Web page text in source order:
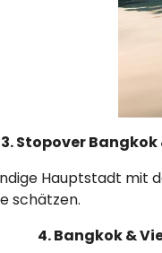
3. Stopover
Hauptstadt mit
schätzen.
4. Bangkok &